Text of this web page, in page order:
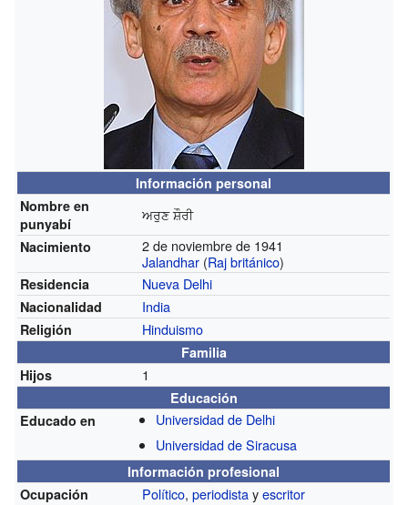
Información personal
Nombre en
punyabí
ਅਰੁਣ ਸ਼ੌਰੀ
Nacimiento
2 de noviembre de 1941
Jalandhar (Raj británico)
Residencia Nueva Delhi
Nacionalidad India
Religión Hinduismo
Familia
Hijos
1
Educación
Educado en
Universidad de Delhi
Universidad de Siracusa
Información profesional
Ocupación
Político,periodistayescritor